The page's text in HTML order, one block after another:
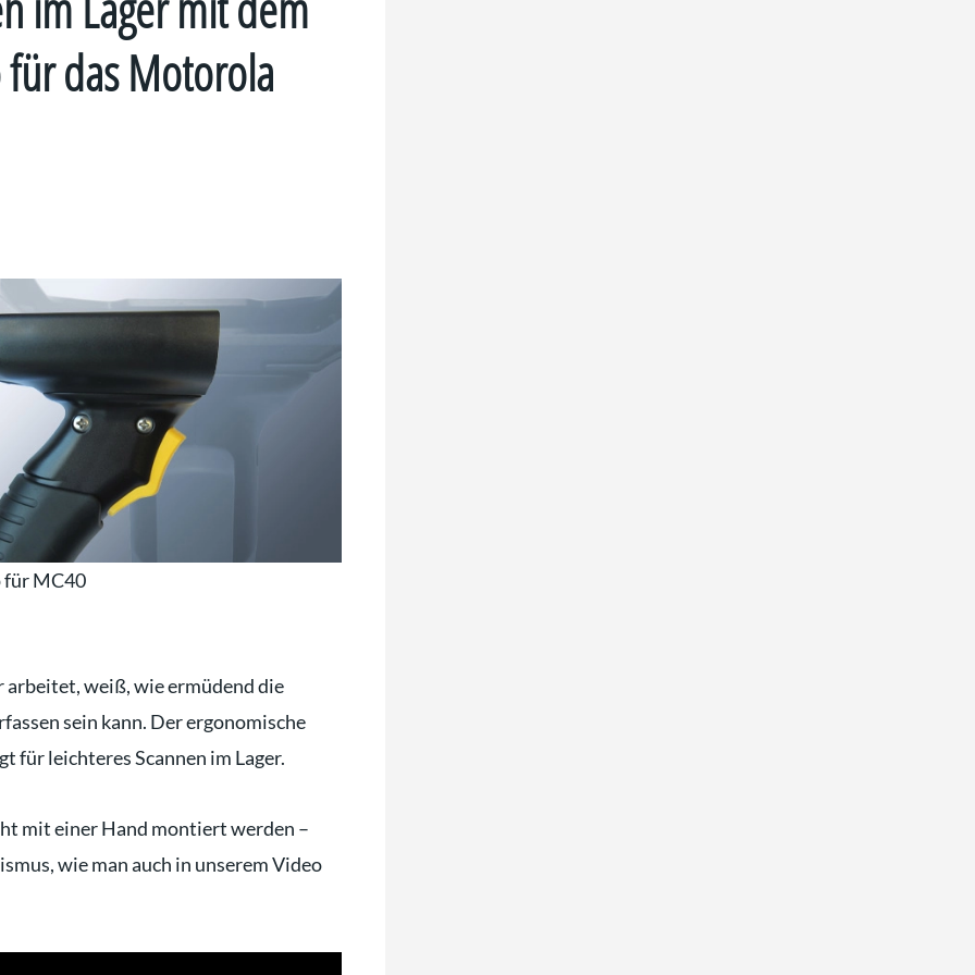
das Motorola
für MC40
weiß, wie ermüdend die
sein kann. Der ergonomische
für leichteres Scannen im Lager.
mit einer Hand montiert werden –
wie man auch in unserem Video